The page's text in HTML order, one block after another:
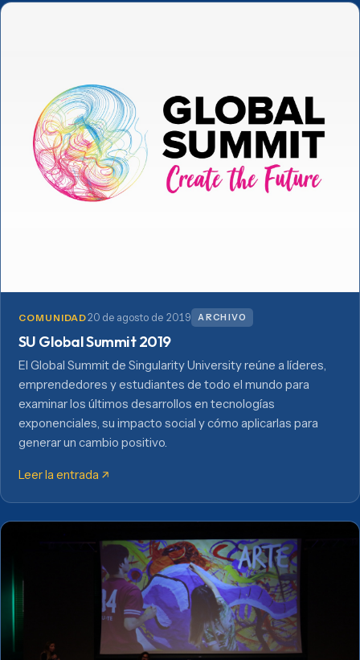
COMUNIDAD20 de agosto de 2019 ARCHIVO
SU Global Summit 2019
El Global Summit de Singularity University reúne a líderes,
emprendedores y estudiantes de todo el mundo para
examinar los últimos desarrollos en tecnologías
exponenciales, su impacto social y cómo aplicarlas para
generar un cambio positivo.
Leer la entrada